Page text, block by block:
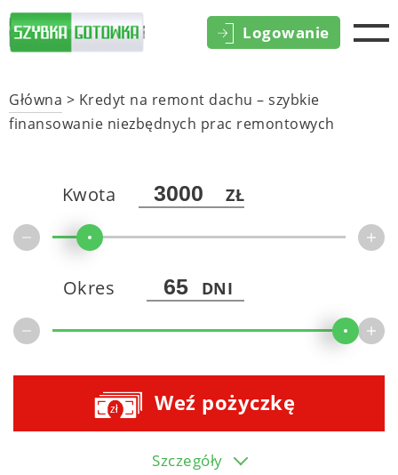
Logowanie
Główna > Kredyt na remont dachu – szybkie
finansowanie niezbędnych prac remontowych
Kwota ZŁ
Okres DNI
Weź pożyczkę
Szczegóły